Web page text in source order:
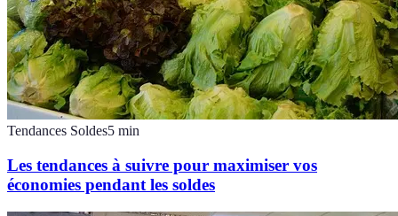
Tendances Soldes5 min
Les tendances à suivre pour maximiser vos
économies pendant les soldes